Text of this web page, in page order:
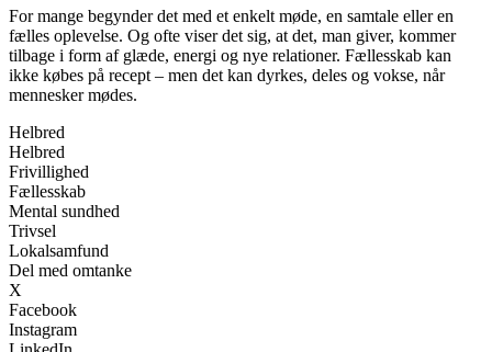
For mange begynder det med et enkelt møde, en samtale eller en
fælles oplevelse. Og ofte viser det sig, at det, man giver, kommer
tilbage i form af glæde, energi og nye relationer. Fællesskab kan
ikke købes på recept – men det kan dyrkes, deles og vokse, når
mennesker mødes.
Helbred
Helbred
Frivillighed
Fællesskab
Mental sundhed
Trivsel
Lokalsamfund
Del med omtanke
X
Facebook
Instagram